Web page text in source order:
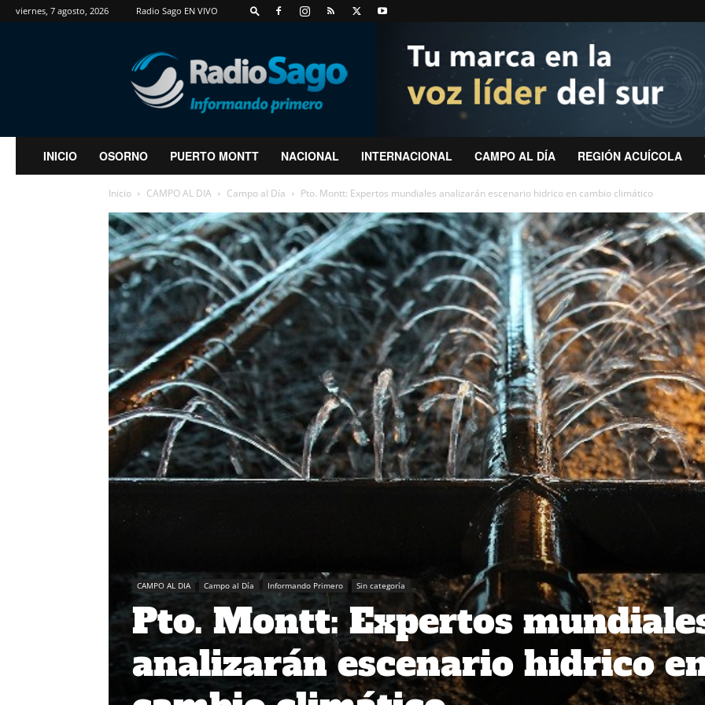
viernes, 7 agosto, 2026 Radio Sago EN VIVO
RadioSago
INICIO OSORNO PUERTO MONTT NACIONAL INTERNACIONAL CAMPO AL DÍA REGIÓN ACUÍCOLA
Inicio CAMPO AL DIA Campo al Día Pto. Montt: Expertos mundiales analizarán escenario hidrico en cambio climático
CAMPO AL DIA Campo al Día Informando Primero Sin categoría
Pto. Montt: Expertos
analizarán escenario hidrico